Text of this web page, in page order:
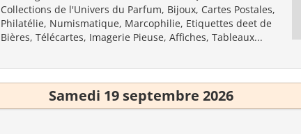
Collections de l'Univers du Parfum, Bijoux, Cartes Postales,
Philatélie, Numismatique, Marcophilie, Etiquettes deet de
Bières, Télécartes, Imagerie Pieuse, Affiches, Tableaux...
Samedi 19 septembre 2026